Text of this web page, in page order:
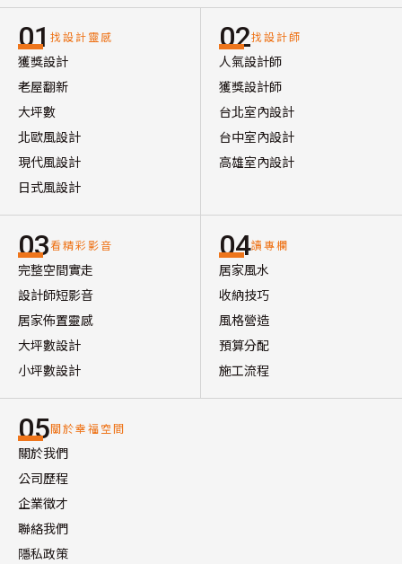
01 找設計靈感
獲獎設計
老屋翻新
大坪數
北歐風設計
現代風設計
日式風設計
02找設計師
人氣設計師
獲獎設計師
台北室內設計
台中室內設計
高雄室內設計
03看精彩影音
完整空間實走
設計師短影音
居家佈置靈感
大坪數設計
小坪數設計
04讀專欄
居家風水
收納技巧
風格營造
預算分配
施工流程
05關於幸福空間
關於我們
公司歷程
企業徵才
聯絡我們
隱私政策